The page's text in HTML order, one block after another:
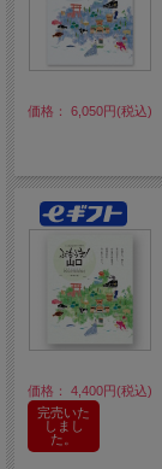
価格： 6,050円(税込)
価格： 4,400円(税込)
完売いた
しまし
た。